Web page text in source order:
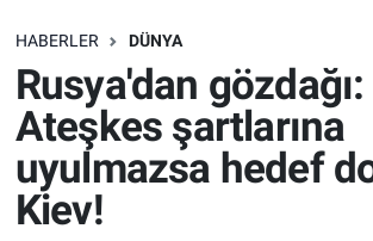
HABERLER DÜNYA
Rusya'dan gözdağı:
Ateşkes şartlarına
uyulmazsa hedef
Kiev!
SAĞLIK
EKONOMİ
EĞİTİM
ÖZEL HABER